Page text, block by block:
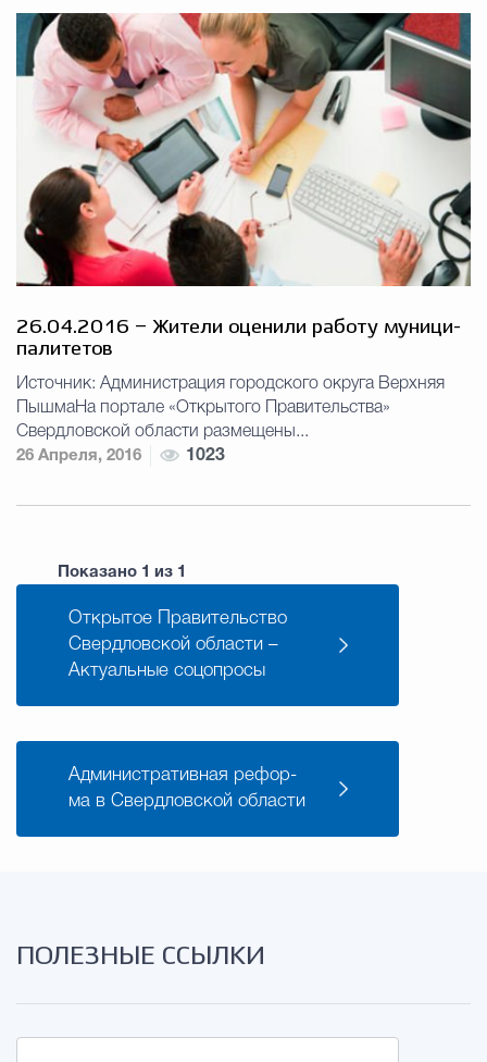
26.04.2016 – Жи­те­ли оце­ни­ли ра­бо­ту му­ни­ци­
па­ли­те­тов
Источник: Администрация городского округа Верхняя
ПышмаНа портале «Открытого Правительства»
Свердловской области размещены...
26 Апреля, 2016
1023
Показано 1 из 1
От­кры­тое Пра­ви­тель­ство
Сверд­лов­ской об­ла­сти –
Ак­ту­аль­ные соцо­про­сы
Ад­ми­ни­стра­тив­ная ре­фор­
ма в Сверд­лов­ской об­ла­сти
ПОЛЕЗНЫЕ ССЫЛКИ